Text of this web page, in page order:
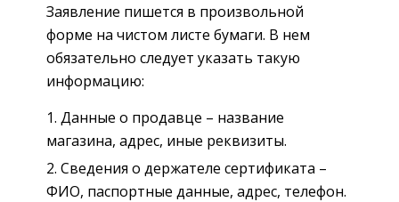
Заявление пишется в произвольной
форме на чистом листе бумаги. В нем
обязательно следует указать такую
информацию:
Данные о продавце – название
магазина, адрес, иные реквизиты.
Сведения о держателе сертификата –
ФИО, паспортные данные, адрес, телефон.